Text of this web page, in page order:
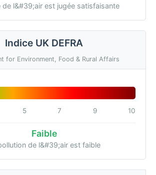
de l&#39;air est jugée satisfaisante
Indice UK DEFRA
for Environment, Food & Rural Affairs
5 7 9 10
Faible
de l&#39;air est faible